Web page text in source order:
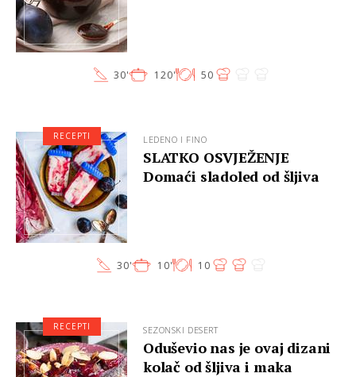
30' 120' 50
LEDENO I FINO
SLATKO OSVJEŽENJE
Domaći sladoled od šljiva
30' 10' 10
RECEPTI
SEZONSKI DESERT
Oduševio nas je ovaj dizani
kolač od šljiva i maka
RECEPTI